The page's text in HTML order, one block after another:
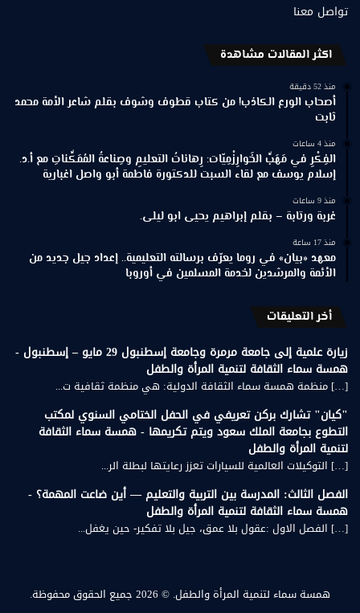
تواصل معنا
اكثر المقالات مشاهدة
منذ 52 دقيقة
أصحاب الورع الكاذب! من كتاب قطوف وشوف بقلم شاعر الأمة محمد
ثابت
منذ 4 ساعات
الفِكْرِ في مَهَبِّ الخَوارِزْمِيّات: رِهاناتُ التعليمِ وصِناعةُ المُمَكِّناتِ مع أ.د.
إسلام يوسف مع لقاء السبت للدكتورة فاطمة أبو واصل اغبارية
منذ 9 ساعات
غربة ورتابة – بقلم إبراهيم يحيى ابو ليلى.
منذ 17 ساعة
معهد «بيان» في روما يعرّف برسالته التعليمية.. إعداد جيل جديد من
الأئمة والمرشدين لخدمة المسلمين في أوروبا
أخر التعليقات
زيارة علمية إلى جامعة مرمرة وجامعة إسطنبول 29 مايو – إسطنبول -
همسة سماء الثقافة لتنمية المرأة والطفل
[…] منظمة همسة سماء الثقافة الدولية: هي منظمة ثقافية ت...
"كيان" تشارك بركن تعريفي في الحفل الختامي السنوي لمكتب
التطوع بجامعة الملك سعود ويتم تكريمها - همسة سماء الثقافة
لتنمية المرأة والطفل
[…] التوكيلات العالمية للسيارات تعزز رعايتها لبطلة الر...
الفصل الثالث: المدرسة بين التربية والتعليم — أين ضاعت المهمة؟ -
همسة سماء الثقافة لتنمية المرأة والطفل
[…] الفصل الاول :عقول بلا عمق، جيل بلا تفكير- حين يغفل...
همسة سماء لتنمية المرأة والطفل. © 2026 جميع الحقوق محفوظة.